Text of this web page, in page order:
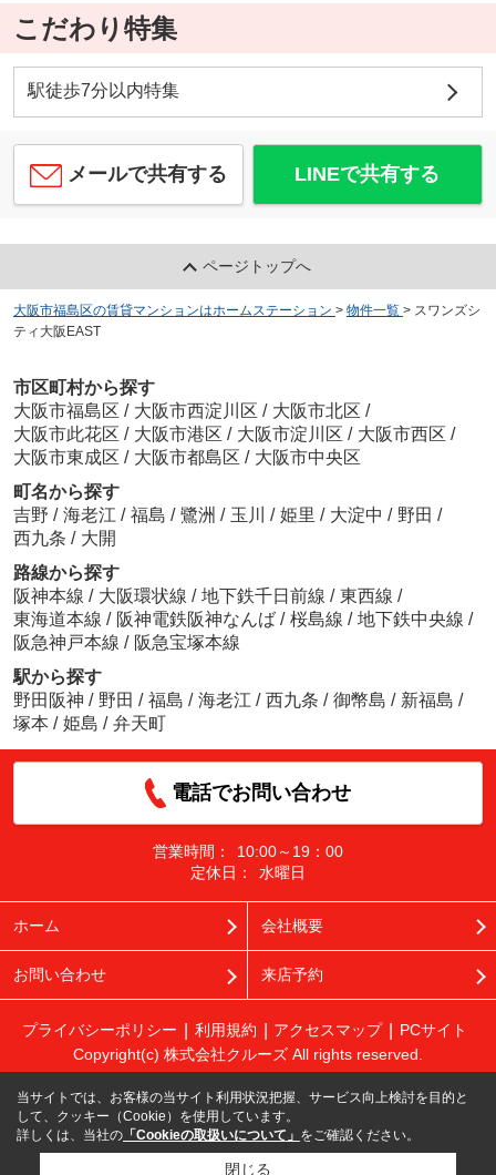
こだわり特集
駅徒歩7分以内特集
メールで共有する LINEで共有する
ページトップへ
大阪市福島区の賃貸マンションはホームステーション > 物件一覧 > スワンズシ
ティ大阪EAST
市区町村から探す
大阪市福島区 / 大阪市西淀川区 / 大阪市北区 /
大阪市此花区 / 大阪市港区 / 大阪市淀川区 / 大阪市西区 /
大阪市東成区 / 大阪市都島区 / 大阪市中央区
町名から探す
吉野 / 海老江 / 福島 / 鷺洲 / 玉川 / 姫里 / 大淀中 / 野田 /
西九条 / 大開
路線から探す
阪神本線 / 大阪環状線 / 地下鉄千日前線 / 東西線 /
東海道本線 / 阪神電鉄阪神なんば / 桜島線 / 地下鉄中央線 /
阪急神戸本線 / 阪急宝塚本線
駅から探す
野田阪神 / 野田 / 福島 / 海老江 / 西九条 / 御幣島 / 新福島 /
塚本 / 姫島 / 弁天町
電話でお問い合わせ
営業時間：
10:00～19：00
定休日：
水曜日
ホーム 会社概要
お問い合わせ 来店予約
プライバシーポリシー 利用規約 アクセスマップ
PCサイト
Copyright(c) 株式会社クルーズ All rights reserved.
当サイトでは、お客様の当サイト利用状況把握、サービス向上検討を目的と
して、クッキー（Cookie）を使用しています。
詳しくは、当社の 「Cookieの取扱いについて」 をご確認ください。
閉じる